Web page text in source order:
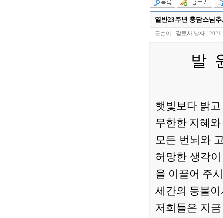
열반23주년 충담스님
글쓴이 : 감로사 날짜 :
발
햇빛보다 밝
무한한 지혜
모든 번뇌와
허망한 생각
을 이끌어 주
세간의 등불
저희들은 지